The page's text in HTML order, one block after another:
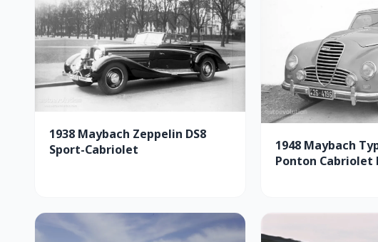
1938 Maybach Zeppelin DS8
Sport-Cabriolet
1948 Maybach
Ponton Cabriolet